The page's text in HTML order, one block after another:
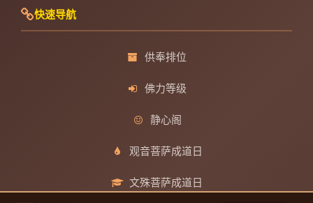
快速导航
供奉排位
佛力等级
静心阁
观音菩萨成道日
文殊菩萨成道日